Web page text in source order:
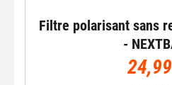
Filtre polarisant sans
-